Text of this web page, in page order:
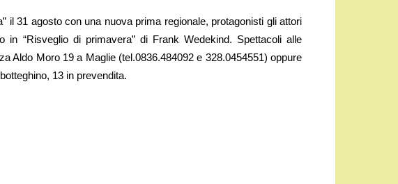
il 31 agosto con una nuova prima regionale, protagonisti gli attori
in “Risveglio di primavera” di Frank Wedekind. Spettacoli alle
Aldo Moro 19 a Maglie (tel.0836.484092 e 328.0454551) oppure
13 in prevendita.